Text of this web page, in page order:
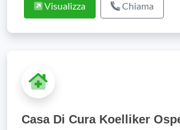
Visualizza Chiama
Casa Di Cura Koelliker